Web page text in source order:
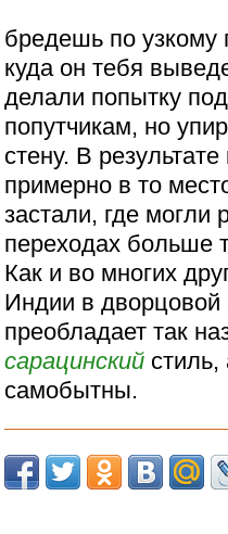
бредешь по узкому
куда он тебя
делали попытку
попутчикам, но
стену. В
примерно в то
застали, где могли
переходах больше
Как и во многих
Индии в дворцовой
преобладает так
сарацинский
самобытны.